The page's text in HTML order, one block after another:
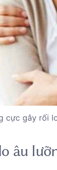
cực gây rối
âu